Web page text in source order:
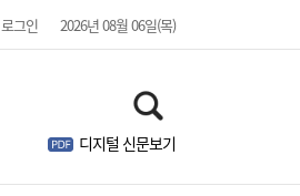
로그인 2026년 08월 06일(목)
디지털 신문보기